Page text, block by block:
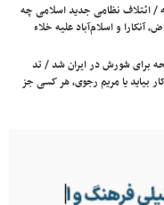
/ ائتلاف نظامی جدید اسلامی چه
آنکارا و اسلام‌آباد علیه خلاء
برای شورش در ایران شد / تد
بیاید یا مریم رجوی، هر کسی جز